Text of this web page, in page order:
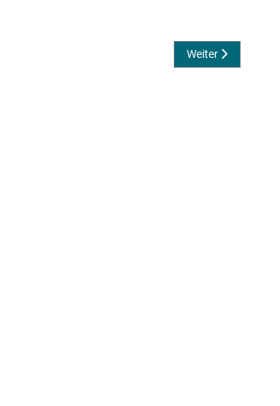
Nächster Beitrag:
Weiter